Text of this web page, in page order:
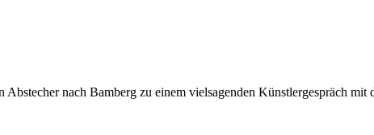
nach Bam­berg zu ei­nem viel­sa­gen­den Künst­ler­ge­spräch